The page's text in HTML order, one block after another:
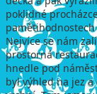
poklidné
pamětihodnostech
Nejvíce se nám
prostorná
hnedle pod
byl výhled na jez a